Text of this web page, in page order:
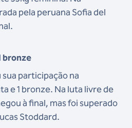
pela peruana Sofia del
bronze
participação na
e 1 bronze. Na luta livre de
à final, mas foi superado
Stoddard.